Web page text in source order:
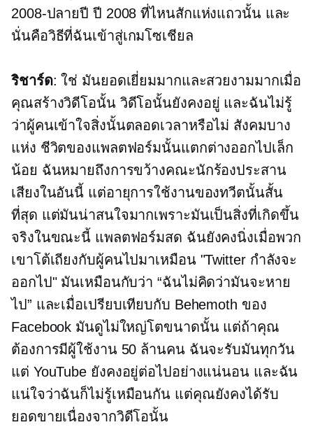
2008-ปลายปี ปี 2008 ที่ไหนสักแห่งแถวนั้น และ
นั่นคือวิธีที่ฉันเข้าสู่เกมโซเชียล
ริชาร์ด: ใช่ มันยอดเยี่ยมมากและสวยงามมากเมื่อ
คุณสร้างวิดีโอนั้น วิดีโอนั้นยังคงอยู่ และฉันไม่รู้
ว่าผู้คนเข้าใจสิ่งนั้นตลอดเวลาหรือไม่ สังคมบาง
แห่ง ชีวิตของแพลตฟอร์มนั้นแตกต่างออกไปเล็ก
น้อย ฉันหมายถึงการขว้างคณะนักร้องประสาน
เสียงในอันนี้ แต่อายุการใช้งานของทวีตนั้นสั้น
ที่สุด แต่มันน่าสนใจมากเพราะมันเป็นสิ่งที่เกิดขึ้น
จริงในขณะนี้ แพลตฟอร์มสด ฉันยังคงนิ่งเมื่อพวก
เขาโต้เถียงกับผู้คนไปมาเหมือน "Twitter กำลังจะ
ออกไป" มันเหมือนกับว่า “ฉันไม่คิดว่ามันจะหาย
ไป” และเมื่อเปรียบเทียบกับ Behemoth ของ
Facebook มันดูไม่ใหญ่โตขนาดนั้น แต่ถ้าคุณ
ต้องการมีผู้ใช้งาน 50 ล้านคน ฉันจะรับมันทุกวัน
แต่ YouTube ยังคงอยู่ต่อไปอย่างแน่นอน และฉัน
แน่ใจว่าฉันก็ไม่รู้เหมือนกัน แต่คุณยังคงได้รับ
ยอดขายเนื่องจากวิดีโอนั้น